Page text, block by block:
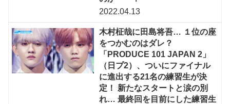
2022.04.13
木村柾哉に田島将吾… １位の座
をつかむのはダレ？
「PRODUCE 101 JAPAN 2」
（日プ2）、ついにファイナル
に進出する21名の練習生が決
定！ 新たなスタートと涙の別
れ… 最終回を目前にした練習生